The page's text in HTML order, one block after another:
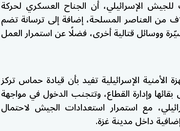
للجيش الإسرائيلي، أن الجناح العسكري لحركة
من العناصر المسلحة، إضافة إلى ترسانة تضم
ووسائل قتالية أخرى، فضلًا عن استمرار العمل
الأمنية الإسرائيلية تفيد بأن قيادة حماس تركز
وإدارة القطاع، وتتجنب الدخول في مواجهة
مع استمرار استعدادات الجيش لاحتمال
داخل مدينة غزة.